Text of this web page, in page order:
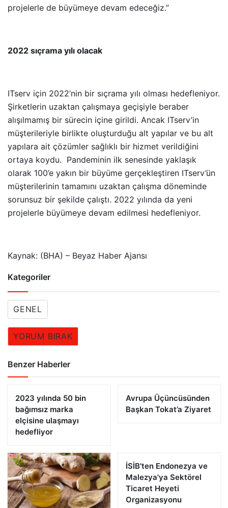
projelerle de büyümeye devam edeceğiz.”
2022 sıçrama yılı olacak
ITserv için 2022’nin bir sıçrama yılı olması hedefleniyor.
Şirketlerin uzaktan çalışmaya geçişiyle beraber
alışılmamış bir sürecin içine girildi. Ancak ITserv’in
müşterileriyle birlikte oluşturduğu alt yapılar ve bu alt
yapılara ait çözümler sağlıklı bir hizmet verildiğini
ortaya koydu. Pandeminin ilk senesinde yaklaşık
olarak 100’e yakın bir büyüme gerçekleştiren ITserv’ün
müşterilerinin tamamını uzaktan çalışma döneminde
sorunsuz bir şekilde çalıştı. 2022 yılında da yeni
projelerle büyümeye devam edilmesi hedefleniyor.
Kaynak: (BHA) – Beyaz Haber Ajansı
Kategoriler
GENEL
YORUM BIRAK
Benzer Haberler
2023 yılında 50 bin
bağımsız marka
elçisine ulaşmayı
hedefliyor
Avrupa Üçüncüsünden
Başkan Tokat’a Ziyaret
İSİB'ten Endonezya ve
Malezya'ya Sektörel
Ticaret Heyeti
Organizasyonu